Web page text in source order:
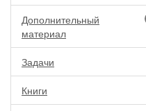
Дополнительный
материал
Задачи
Книги